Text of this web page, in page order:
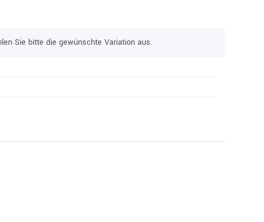
Sie bitte die gewünschte Variation aus.